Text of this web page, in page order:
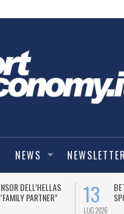
NEWS NEWSLETTER
DELL’HELLAS
PARTNER”
13
LUG 2026